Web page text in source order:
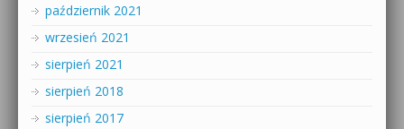
październik 2021
wrzesień 2021
sierpień 2021
sierpień 2018
sierpień 2017